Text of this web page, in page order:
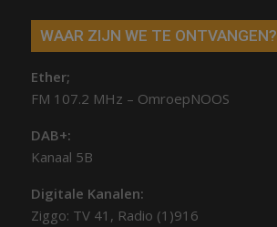
WAAR ZIJN WE TE ONTVANGEN?
Ether;
FM 107.2 MHz – OmroepNOOS
DAB+:
Kanaal 5B
Digitale Kanalen:
Ziggo: TV 41, Radio (1)916